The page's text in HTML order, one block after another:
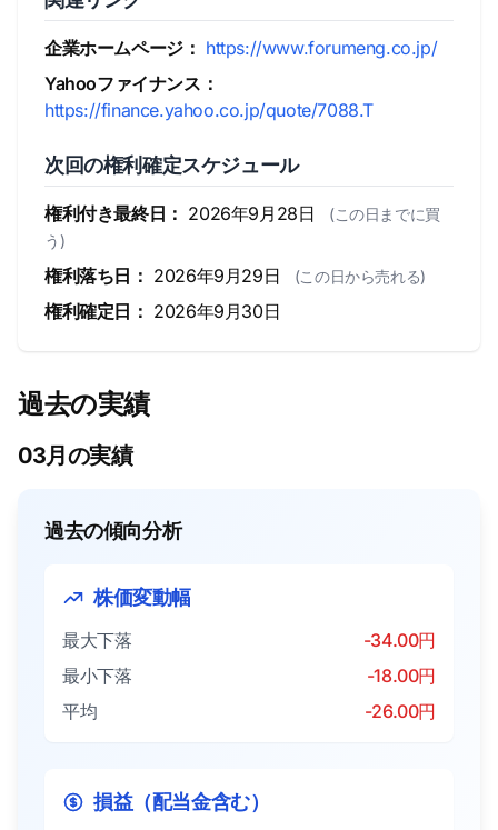
企業ホームページ： https://www.forumeng.co.jp/
Yahooファイナンス：
https://finance.yahoo.co.jp/quote/7088.T
次回の権利確定スケジュール
権利付き最終日： 2026年9月28日
(この日までに買
う)
権利落ち日： 2026年9月29日 (この日から売れる)
権利確定日： 2026年9月30日
過去の実績
03月の実績
過去の傾向分析
株価変動幅
最大下落
-34.00円
最小下落
-18.00円
平均
-26.00円
損益（配当金含む）